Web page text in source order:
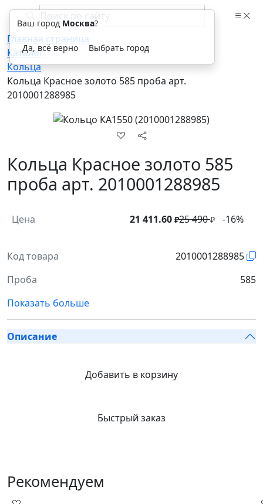
Главная страница
Каталог
Кольца
Кольца Красное золото 585 проба арт.
2010001288985
Кольца Красное золото 585
проба арт. 2010001288985
Цена 21 411.60 ₽25 490₽ -16%
Код товара
2010001288985
Проба
585
Показать больше
Описание
Добавить в корзину
Быстрый заказ
Рекомендуем
Ваш город Москва?
Да, всё верно Выбрать город